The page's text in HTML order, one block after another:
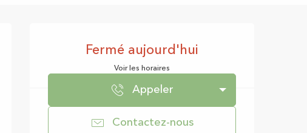
Ouverture et
Fermé aujourd'hui
Voir les horaires
Appeler
Contactez-nous